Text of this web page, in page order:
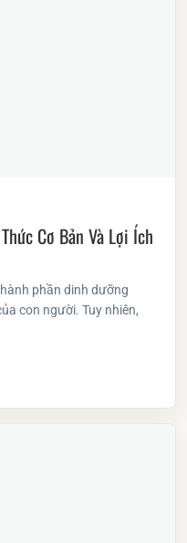
Cơ Bản Và Lợi Ích
phần dinh dưỡng
con người. Tuy nhiên,